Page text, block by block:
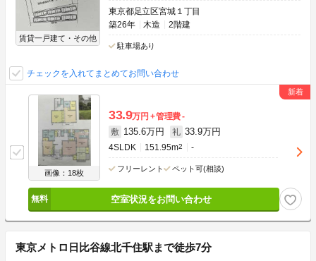
賃貸一戸建て・その他
東京都足立区宮城１丁目
築26年
木造 2階建
駐車場あり
チェックを入れてまとめてお問い合わせ
画像：18枚
33.9万円 管理費-
敷 135.6万円 礼 33.9万円
4SLDK 151.95m2 -
フリーレント ペット可(相談)
空室状況をお問い合わせ
東京メトロ日比谷線北千住駅まで徒歩7分